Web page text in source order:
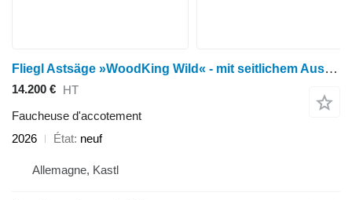
Fliegl Astsäge »WoodKing Wild« - mit seitlichem Ausschub / Euronormaufn
14.200 € HT
Faucheuse d'accotement
2026
État neuf
Allemagne, Kastl